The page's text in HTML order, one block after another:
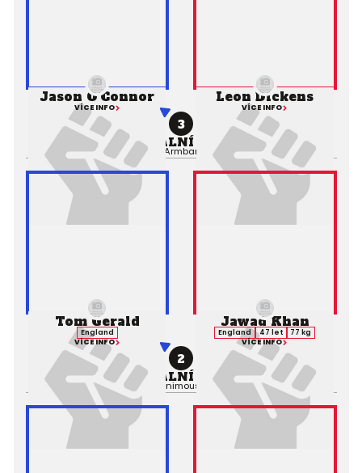
Jason O'Connor
VÍCE INFO
3
PROFESIONÁLNÍ ZÁPAS MMA
Výsledek: Submission (Armbar), 1. kolo 0:00,Rozhodčí:
Leon Dickens
VÍCE INFO
Tom Gerald
England
VÍCE INFO
2
PROFESIONÁLNÍ ZÁPAS MMA
Výsledek:Decision (Unanimous), 2. kolo 5:00,Rozhodčí:
Jawad Khan
England 47 let
77 kg
VÍCE INFO